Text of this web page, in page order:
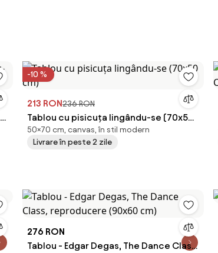
-10 %
213 RON236 RON
Tablou cu pisicuța lingându-se (70x50
cm)
50×70 cm, canvas, în stil modern
Livrare în peste 2 zile
276 RON
Tablou - Edgar Degas, The Dance Class,